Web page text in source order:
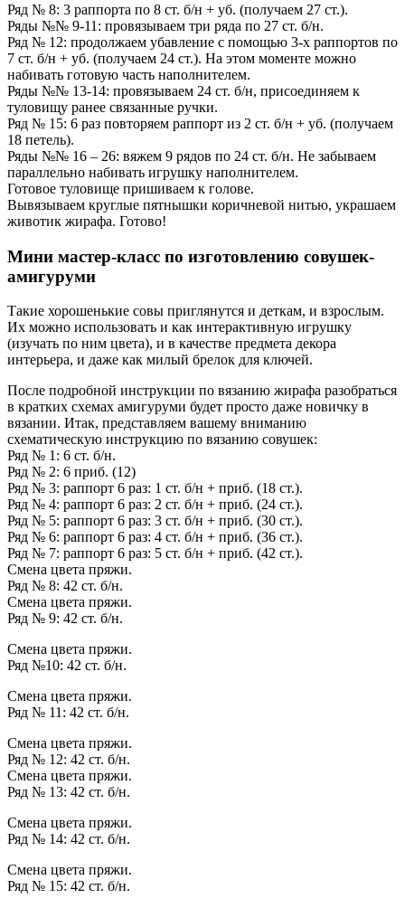
Ряд № 8: 3 раппорта по 8 ст. б/н + уб. (получаем 27 ст.).
Ряды №№ 9-11: провязываем три ряда по 27 ст. б/н.
Ряд № 12: продолжаем убавление с помощью 3-х раппортов по
7 ст. б/н + уб. (получаем 24 ст.). На этом моменте можно
набивать готовую часть наполнителем.
Ряды №№ 13-14: провязываем 24 ст. б/н, присоединяем к
туловищу ранее связанные ручки.
Ряд № 15: 6 раз повторяем раппорт из 2 ст. б/н + уб. (получаем
18 петель).
Ряды №№ 16 – 26: вяжем 9 рядов по 24 ст. б/н. Не забываем
параллельно набивать игрушку наполнителем.
Готовое туловище пришиваем к голове.
Вывязываем круглые пятнышки коричневой нитью, украшаем
животик жирафа. Готово!
Мини мастер-класс по изготовлению совушек-
амигуруми
Такие хорошенькие совы приглянутся и деткам, и взрослым.
Их можно использовать и как интерактивную игрушку
(изучать по ним цвета), и в качестве предмета декора
интерьера, и даже как милый брелок для ключей.
После подробной инструкции по вязанию жирафа разобраться
в кратких схемах амигуруми будет просто даже новичку в
вязании. Итак, представляем вашему вниманию
схематическую инструкцию по вязанию совушек:
Ряд № 1: 6 ст. б/н.
Ряд № 2: 6 приб. (12)
Ряд № 3: раппорт 6 раз: 1 ст. б/н + приб. (18 ст.).
Ряд № 4: раппорт 6 раз: 2 ст. б/н + приб. (24 ст.).
Ряд № 5: раппорт 6 раз: 3 ст. б/н + приб. (30 ст.).
Ряд № 6: раппорт 6 раз: 4 ст. б/н + приб. (36 ст.).
Ряд № 7: раппорт 6 раз: 5 ст. б/н + приб. (42 ст.).
Смена цвета пряжи.
Ряд № 8: 42 ст. б/н.
Смена цвета пряжи.
Ряд № 9: 42 ст. б/н.
Смена цвета пряжи.
Ряд №10: 42 ст. б/н.
Смена цвета пряжи.
Ряд № 11: 42 ст. б/н.
Смена цвета пряжи.
Ряд № 12: 42 ст. б/н.
Смена цвета пряжи.
Ряд № 13: 42 ст. б/н.
Смена цвета пряжи.
Ряд № 14: 42 ст. б/н.
Смена цвета пряжи.
Ряд № 15: 42 ст. б/н.